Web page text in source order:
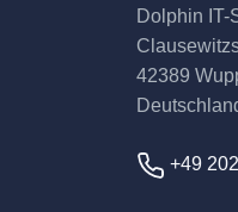
Dolphin IT-
42389
+49